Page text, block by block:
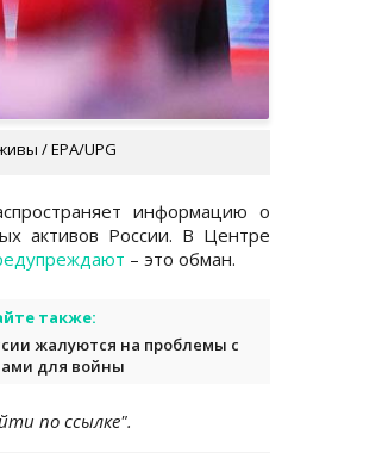
/ EPA/UPG
информацию о
активов России. В Центре
– это обман.
также:
жалуются на проблемы с
для войны
по ссылке".